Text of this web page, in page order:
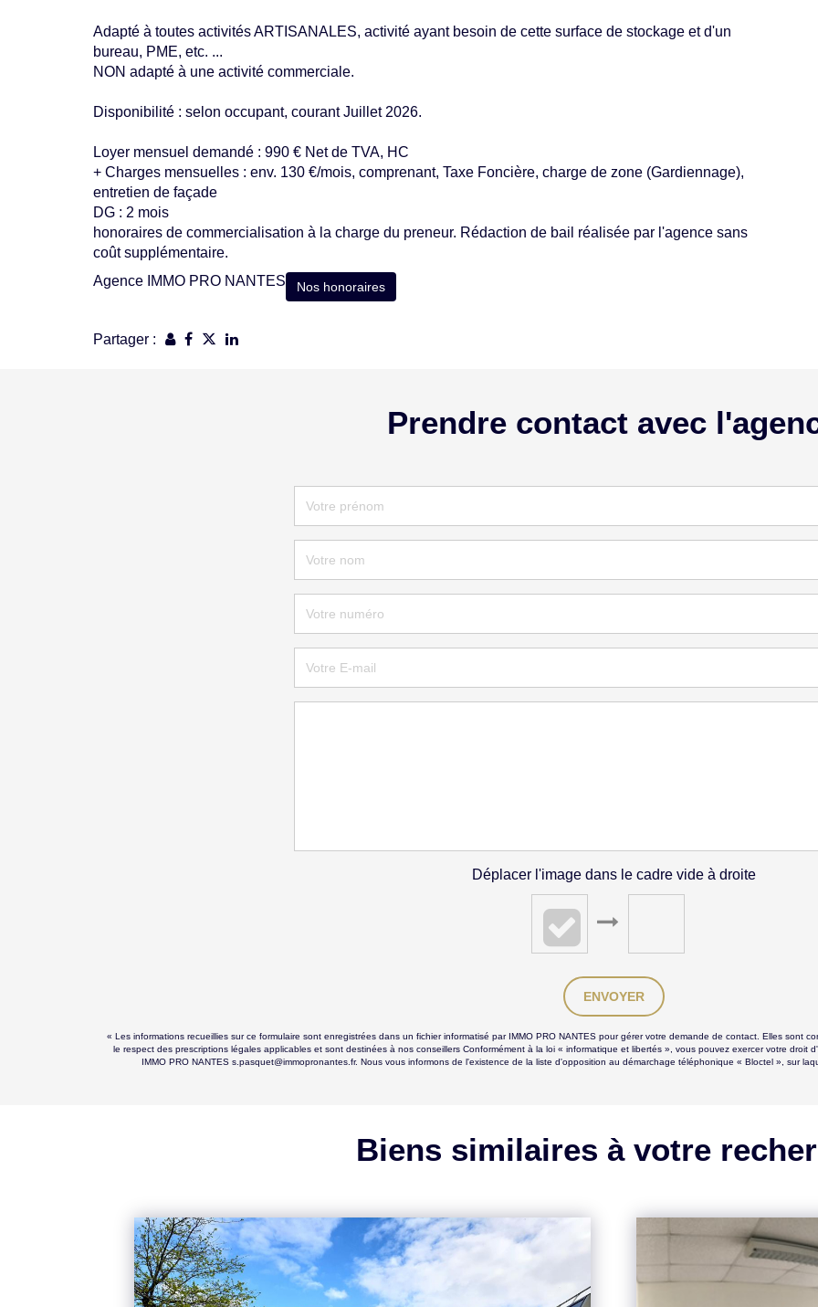
Adapté à toutes activités ARTISANALES, activité ayant besoin de cette surface de stockage et d'un
bureau, PME, etc. ...
NON adapté à une activité commerciale.
Disponibilité : selon occupant, courant Juillet 2026.
Loyer mensuel demandé : 990 € Net de TVA, HC
+ Charges mensuelles : env. 130 €/mois, comprenant, Taxe Foncière, charge de zone (Gardiennage),
entretien de façade
DG : 2 mois
honoraires de commercialisation à la charge du preneur. Rédaction de bail réalisée par l'agence sans
coût supplémentaire.
Agence IMMO PRO NANTES
Nos honoraires
Partager :
Prendre contact avec
Déplacer l'image dans le cadre vide à droite
ENVOYER
« Les informations recueillies sur ce formulaire sont enregistrées dans un fichier informatisé par IMMO PRO NANTES pour gérer votre demande de contact. Elles sont
le respect des prescriptions légales applicables et sont destinées à nos conseillers Conformément à la loi « informatique et libertés », vous pouvez exercer votre
IMMO PRO NANTES s.pasquet@immopronantes.fr. Nous vous informons de l'existence de la liste d'opposition au démarchage téléphonique « Bloctel », sur
Biens similaires à votre